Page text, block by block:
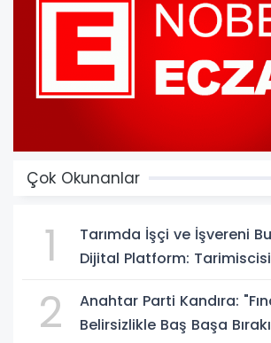
Çok Okunanlar
1
Tarımda İşçi ve İşvereni
Dijital Platform:
2
Anahtar Parti Kandıra:
Belirsizlikle Baş Başa